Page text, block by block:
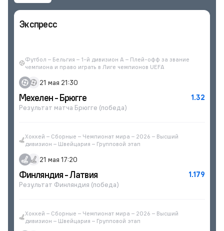
Экспресс
Футбол – Бельгия – 1-й дивизион A – Плей-офф за звание
чемпиона и право играть в Лиге чемпионов UEFA
21 мая 21:30
1.32
Мехелен - Брюгге
Результат матча Брюгге (победа)
Хоккей – Сборные – Чемпионат мира – 2026 – Высший
дивизион – Швейцария – Групповой этап
21 мая 17:20
1.179
Финляндия - Латвия
Результат Финляндия (победа)
Хоккей – Сборные – Чемпионат мира – 2026 – Высший
дивизион – Швейцария – Групповой этап